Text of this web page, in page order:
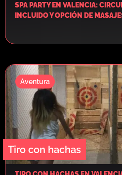
SPA PARTY EN VALENCIA:
INCLUIDO Y OPCIÓN DE
Tiro con hachas
Aventura